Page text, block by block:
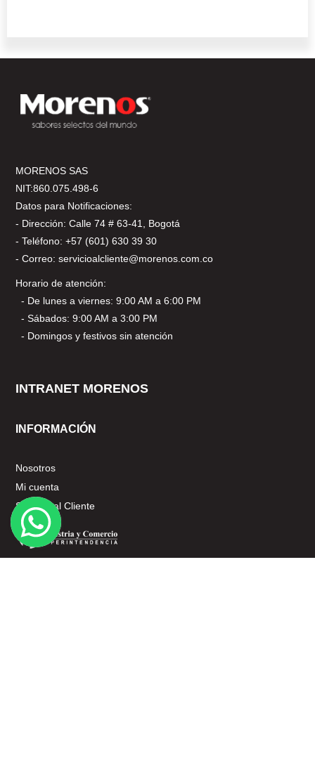
MORENOS SAS
NIT:860.075.498-6
Datos para Notificaciones:
- Dirección: Calle 74 # 63-41, Bogotá
- Teléfono: +57 (601) 630 39 30
- Correo: servicioalcliente@morenos.com.co
Horario de atención:
- De lunes a viernes: 9:00 AM a 6:00 PM
- Sábados: 9:00 AM a 3:00 PM
- Domingos y festivos sin atención
INTRANET MORENOS
INFORMACIÓN
Nosotros
Mi cuenta
Servicio al Cliente